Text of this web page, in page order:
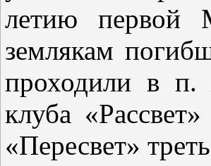
летию первой
землякам
проходили в п.
клуба
«Пересвет»